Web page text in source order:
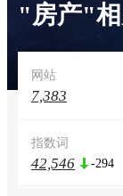
"房产"相
网站
7,383
指数词
42,546 -294